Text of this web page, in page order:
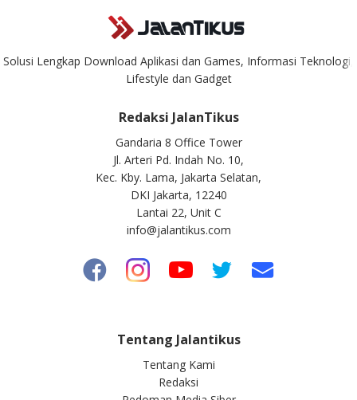
Solusi Lengkap Download Aplikasi dan Games, Informasi Teknologi,
Lifestyle dan Gadget
Redaksi JalanTikus
Gandaria 8 Office Tower
Jl. Arteri Pd. Indah No. 10,
Kec. Kby. Lama, Jakarta Selatan,
DKI Jakarta, 12240
Lantai 22, Unit C
info@jalantikus.com
Tentang Jalantikus
Tentang Kami
Redaksi